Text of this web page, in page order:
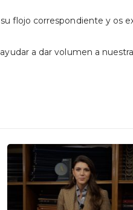
flojo correspondiente y os
a dar volumen a